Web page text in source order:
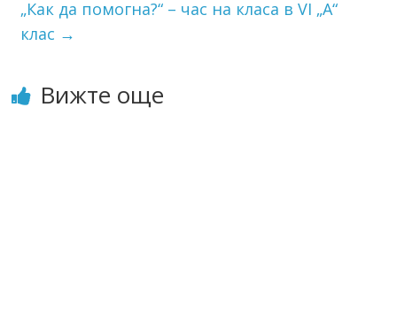
„Как да помогна?“ – час на класа в VI „А“
клас →
Вижте още